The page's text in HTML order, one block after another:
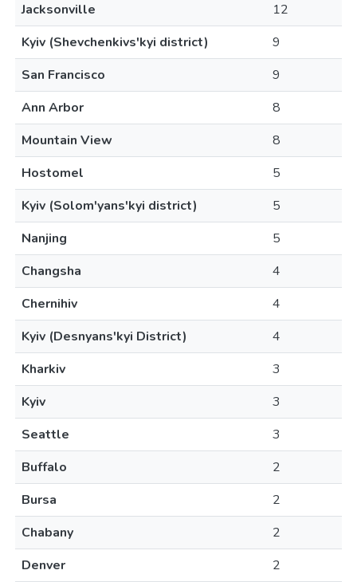
Jacksonville
12
Kyiv (Shevchenkivs'kyi district)
9
San Francisco
9
Ann Arbor
8
Mountain View
8
Hostomel
5
Kyiv (Solom'yans'kyi district)
5
Nanjing
5
Changsha
4
Chernihiv
4
Kyiv (Desnyans'kyi District)
4
Kharkiv
3
Kyiv
3
Seattle
3
Buffalo
2
Bursa
2
Chabany
2
Denver
2